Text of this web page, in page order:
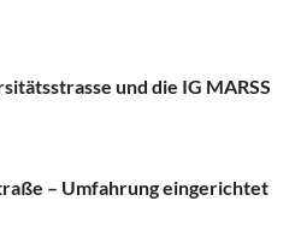
und die IG MARSS
­– Umfahrung eingerichtet